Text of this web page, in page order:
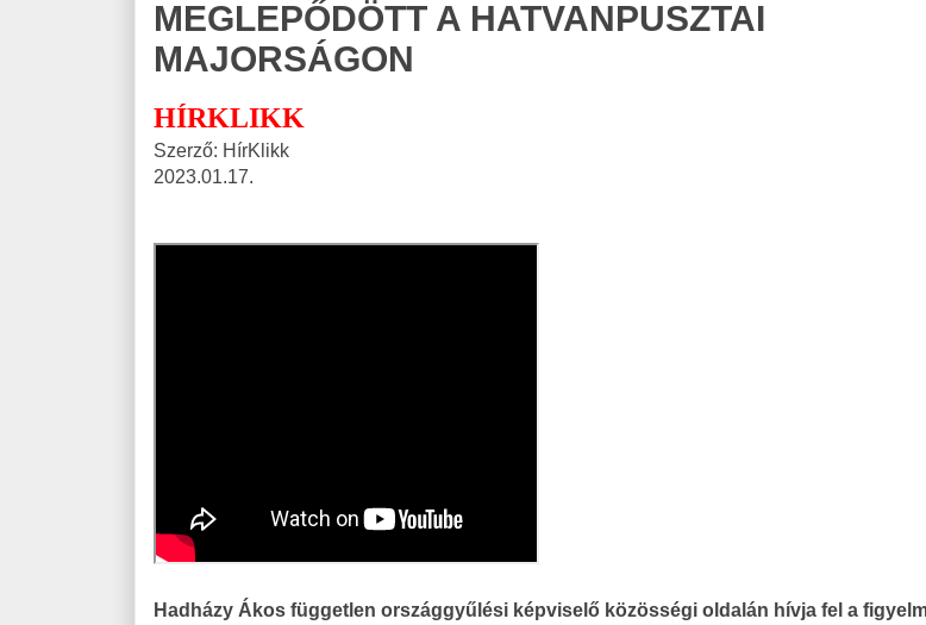
MEGLEPŐDÖTT A HATVANPUSZTAI
MAJORSÁGON
HÍRKLIKK
Szerző: HírKlikk
2023.01.17.
Hadházy Ákos független országgyűlési képviselő közösségi oldalán hívja fel a